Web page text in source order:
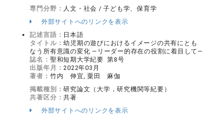
専門分野： 人文・社会 / 子ども学、保育学
外部サイトへのリンクを表示
記述言語： 日本語
タイトル：幼児期の遊びにおけるイメージの共有にとも
なう所有意識の変化 ―リーダー的存在の役割に着目して―
誌名： 聖和短期大学紀要 第8号
出版年月：2022年03月
著者： 竹内 伸宜, 粟田 麻伽
掲載種別：研究論文（大学，研究機関等紀要）
共著区分：共著
外部サイトへのリンクを表示